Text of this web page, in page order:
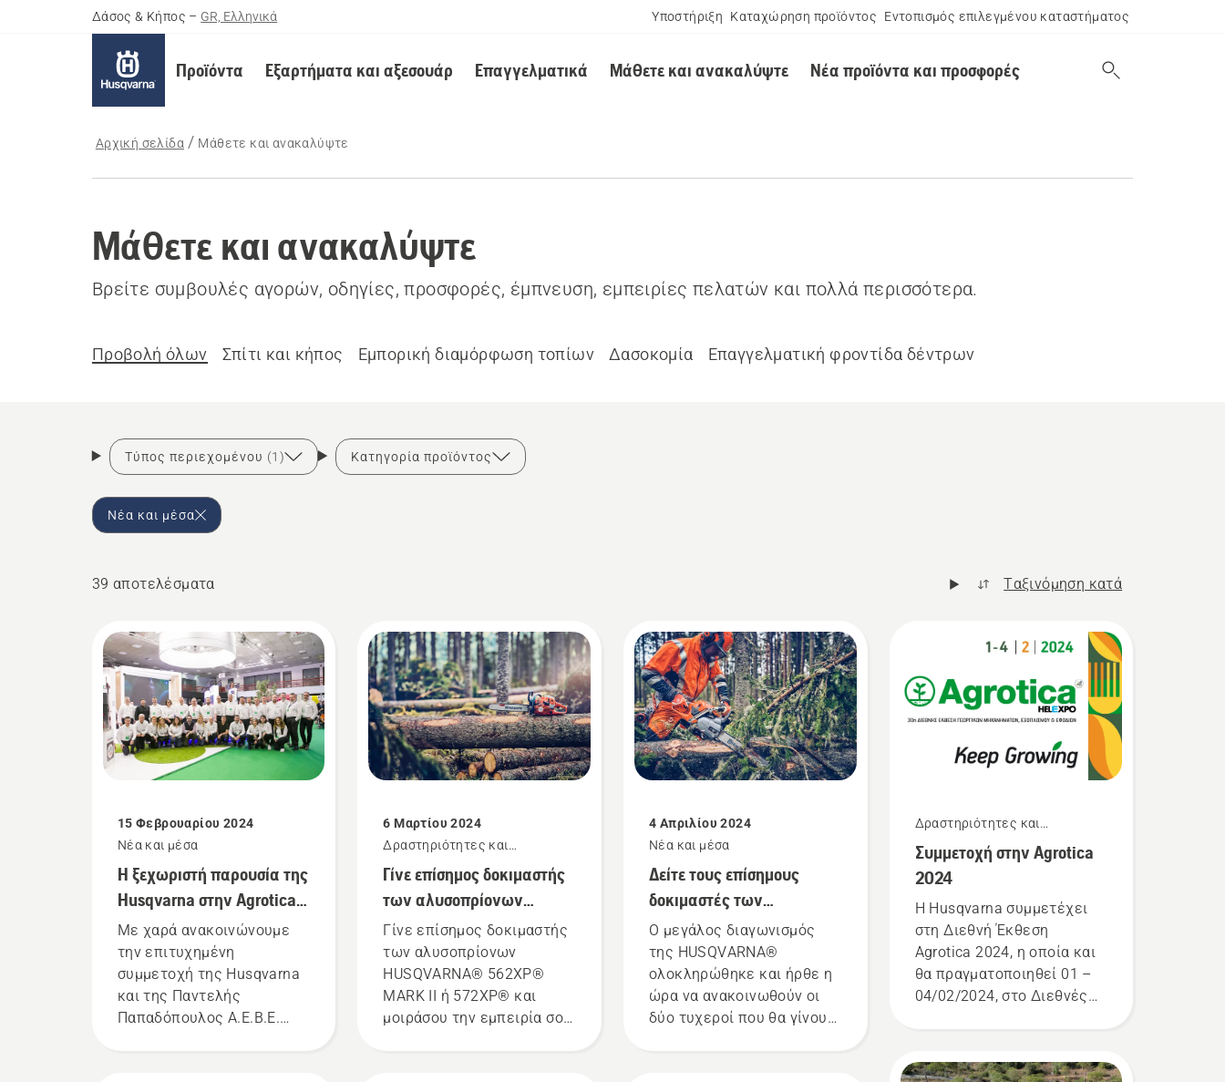
Δάσος & Κήπος – GR, Ελληνικά Υποστήριξη Καταχώρηση προϊόντος Εντοπισμός επιλεγμένου καταστήματος
Προϊόντα Εξαρτήματα και αξεσουάρ Επαγγελματικά Μάθετε και ανακαλύψτε Νέα προϊόντα και προσφορές
Αρχική σελίδα Μάθετε και ανακαλύψτε
Μάθετε και ανακαλύψτε
Βρείτε συμβουλές αγορών, οδηγίες, προσφορές, έμπνευση, εμπειρίες πελατών και πολλά περισσότερα.
Προβολή όλων Σπίτι και κήπος Εμπορική διαμόρφωση τοπίων Δασοκομία Επαγγελματική φροντίδα δέντρων
Τύπος περιεχομένου (1) Κατηγορία προϊόντος
Νέα και μέσα
39 αποτελέσματα Ταξινόμηση κατά
15 Φεβρουαρίου 2024
Νέα και μέσα
Η ξεχωριστή παρουσία της
Husqvarna στην Agrotica
2024
Με χαρά ανακοινώνουμε
την επιτυχημένη
συμμετοχή της Husqvarna
και της Παντελής
Παπαδόπουλος Α.Ε.Β.Ε.
6 Μαρτίου 2024
Δραστηριότητες και
Γίνε επίσημος δοκιμαστής
των αλυσοπρίονων
HUSQVARNA 562XP®
MARK II ή 572XP®
Γίνε επίσημος δοκιμαστής
των αλυσοπρίονων
HUSQVARNA® 562XP®
MARK II ή 572XP® και
μοιράσου την εμπειρία σου
4 Απριλίου 2024
Νέα και μέσα
Δείτε τους επίσημους
δοκιμαστές των
αλυσοπρίονων
HUSQVARNA® 562XP®
MARK II ή 572XP®!
Ο μεγάλος διαγωνισμός
της HUSQVARNA®
ολοκληρώθηκε και ήρθε η
ώρα να ανακοινωθούν οι
δύο τυχεροί που θα γίνουν
Δραστηριότητες και
Συμμετοχή στην Agrotica
2024
Η Husqvarna συμμετέχει
στη Διεθνή Έκθεση
Agrotica 2024, η οποία και
θα πραγματοποιηθεί 01 –
04/02/2024, στο Διεθνές